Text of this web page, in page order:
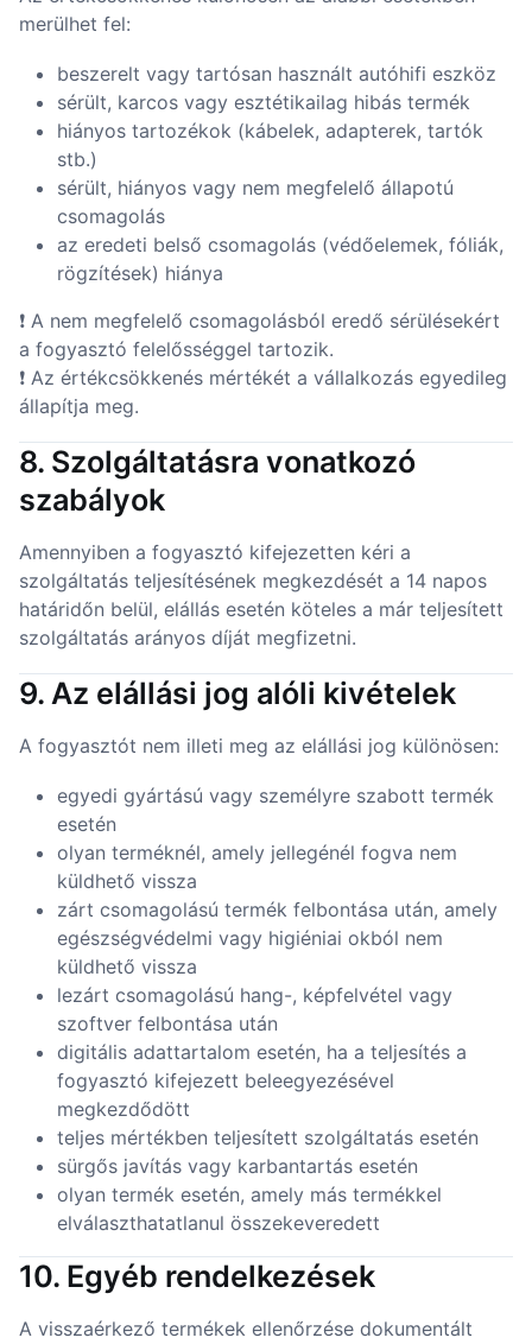
merülhet fel:
beszerelt vagy tartósan használt autóhifi eszköz
sérült, karcos vagy esztétikailag hibás termék
hiányos tartozékok (kábelek, adapterek, tartók
stb.)
sérült, hiányos vagy nem megfelelő állapotú
csomagolás
az eredeti belső csomagolás (védőelemek, fóliák,
rögzítések) hiánya
❗ A nem megfelelő csomagolásból eredő sérülésekért
a fogyasztó felelősséggel tartozik.
❗ Az értékcsökkenés mértékét a vállalkozás egyedileg
állapítja meg.
8. Szolgáltatásra vonatkozó
szabályok
Amennyiben a fogyasztó kifejezetten kéri a
szolgáltatás teljesítésének megkezdését a 14 napos
határidőn belül, elállás esetén köteles a már teljesített
szolgáltatás arányos díját megfizetni.
9. Az elállási jog alóli kivételek
A fogyasztót nem illeti meg az elállási jog különösen:
egyedi gyártású vagy személyre szabott termék
esetén
olyan terméknél, amely jellegénél fogva nem
küldhető vissza
zárt csomagolású termék felbontása után, amely
egészségvédelmi vagy higiéniai okból nem
küldhető vissza
lezárt csomagolású hang-, képfelvétel vagy
szoftver felbontása után
digitális adattartalom esetén, ha a teljesítés a
fogyasztó kifejezett beleegyezésével
megkezdődött
teljes mértékben teljesített szolgáltatás esetén
sürgős javítás vagy karbantartás esetén
olyan termék esetén, amely más termékkel
elválaszthatatlanul összekeveredett
10. Egyéb rendelkezések
A visszaérkező termékek ellenőrzése dokumentált